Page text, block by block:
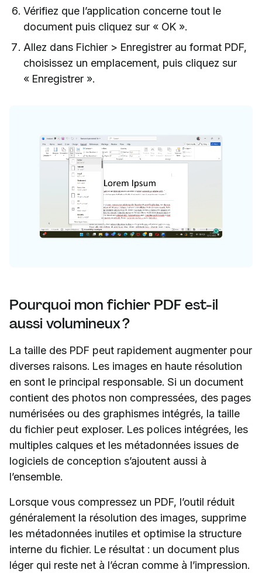
Vérifiez que l’application concerne tout le
document puis cliquez sur « OK ».
Allez dans Fichier > Enregistrer au format PDF,
choisissez un emplacement, puis cliquez sur
« Enregistrer ».
Pourquoi mon fichier PDF est-il
aussi volumineux ?
La taille des PDF peut rapidement augmenter pour
diverses raisons. Les images en haute résolution
en sont le principal responsable. Si un document
contient des photos non compressées, des pages
numérisées ou des graphismes intégrés, la taille
du fichier peut exploser. Les polices intégrées, les
multiples calques et les métadonnées issues de
logiciels de conception s’ajoutent aussi à
l’ensemble.
Lorsque vous compressez un PDF, l’outil réduit
généralement la résolution des images, supprime
les métadonnées inutiles et optimise la structure
interne du fichier. Le résultat : un document plus
léger qui reste net à l’écran comme à l’impression.